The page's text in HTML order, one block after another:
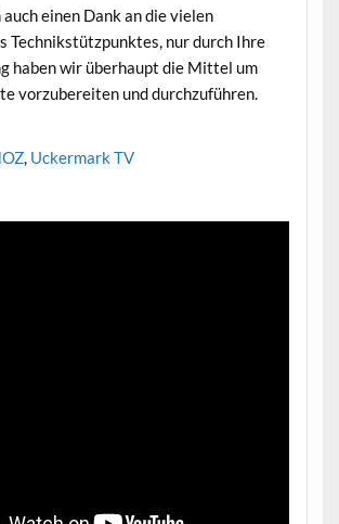
einen Dank an die vielen
Technikstützpunktes, nur durch Ihre
haben wir überhaupt die Mittel um
vorzubereiten und durchzuführen.
, Uckermark TV